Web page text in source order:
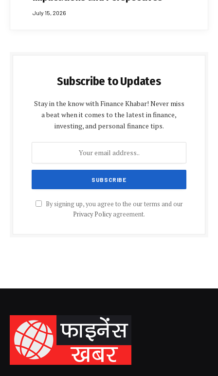
July 15, 2026
Subscribe to Updates
Stay in the know with Finance Khabar! Never miss
a beat when it comes to the latest in finance,
investing, and personal finance tips.
By signing up, you agree to the our terms and our
Privacy Policyagreement.